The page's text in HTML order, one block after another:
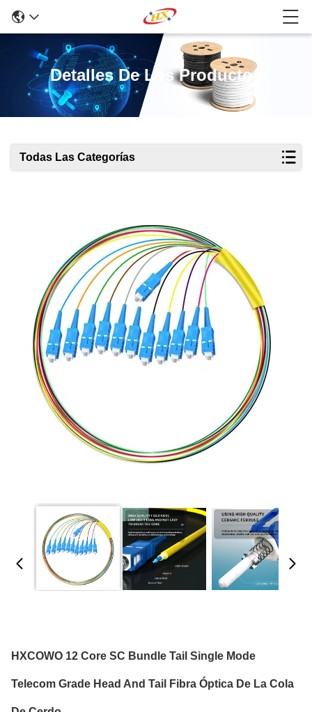
Detalles De Los Productos
Todas Las Categorías
HXCOWO 12 Core SC Bundle Tail Single Mode
Telecom Grade Head And Tail Fibra Óptica De La Cola